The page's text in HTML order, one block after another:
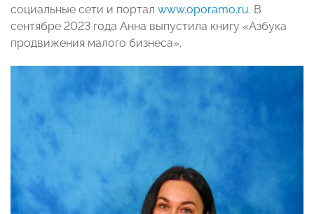
социальные сети и портал www.oporamo.ru. В
сентябре 2023 года Анна выпустила книгу «Азбука
продвижения малого бизнеса».